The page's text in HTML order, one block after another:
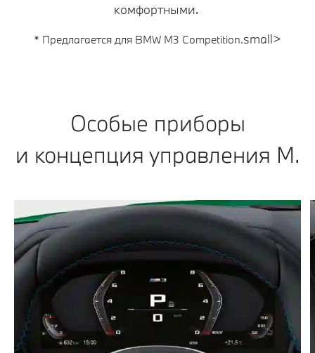
комфортными.
* Предлагается для BMW M3 Competition.small>
Особые приборы
и концепция управления M.